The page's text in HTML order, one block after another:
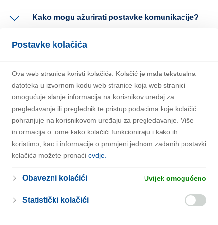
Postavke kolačića
Ova web stranica koristi kolačiće. Kolačić je mala tekstualna
datoteka u izvornom kodu web stranice koja web stranici
omogućuje slanje informacija na korisnikov uređaj za
pregledavanje ili preglednik te pristup podacima koje kolačić
pohranjuje na korisnikovom uređaju za pregledavanje. Više
informacija o tome kako kolačići funkcioniraju i kako ih
koristimo, kao i informacije o promjeni jednom zadanih postavki
kolačića možete pronaći ovdje.
Obavezni kolaćići Uvijek omogućeno
Statistički kolačići
Kako mogu ažurirati postavke komunikacije?
Zašto trebam potvrditi svoju e-mail adresu
Kako mogu promijeniti lozinku?
Kako mogu ažurirati svoj profil?